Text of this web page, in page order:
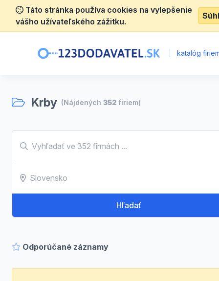
Táto stránka používa cookies na vylepšenie
vášho užívateľského zážitku.
katalóg
Krby (Nájdených 352 firiem)
Hľadať
Odporúčané záznamy